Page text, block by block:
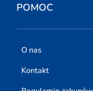
POMOC
O nas
Kontakt